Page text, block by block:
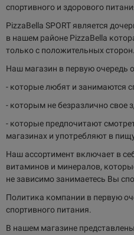
спортивного и здорового
PizzaBella SPORT является
в нашем районе PizzaBella
только с положительных сторон.
Наш магазин в первую очередь
- которые любят и занимаются
- которым не безразлично свое
- которые предпочитают
магазинах и употребляют в
Наш ассортимент включает в
витаминов и минералов,
не зависимо занимаетесь Вы
Политика компании в первую
спортивного питания.
В нашем магазине